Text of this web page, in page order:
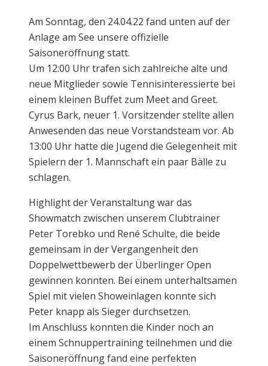
Am Sonntag, den 24.04.22 fand unten auf der
Anlage am See unsere offizielle
Saisoneröffnung statt.
Um 12:00 Uhr trafen sich zahlreiche alte und
neue Mitglieder sowie Tennisinteressierte bei
einem kleinen Buffet zum Meet and Greet.
Cyrus Bark, neuer 1. Vorsitzender stellte allen
Anwesenden das neue Vorstandsteam vor. Ab
13:00 Uhr hatte die Jugend die Gelegenheit mit
Spielern der 1. Mannschaft ein paar Bälle zu
schlagen.
Highlight der Veranstaltung war das
Showmatch zwischen unserem Clubtrainer
Peter Torebko und René Schulte, die beide
gemeinsam in der Vergangenheit den
Doppelwettbewerb der Überlinger Open
gewinnen konnten. Bei einem unterhaltsamen
Spiel mit vielen Showeinlagen konnte sich
Peter knapp als Sieger durchsetzen.
Im Anschluss konnten die Kinder noch an
einem Schnuppertraining teilnehmen und die
Saisoneröffnung fand eine perfekten